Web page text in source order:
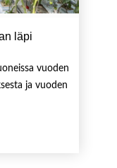
läpi
vuoden
ja vuoden